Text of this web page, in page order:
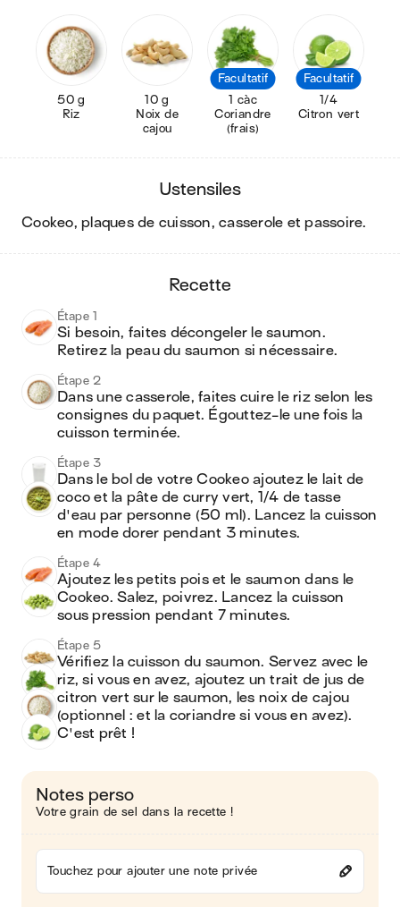
50 g
Riz
10 g
Noix de
cajou
Facultatif
1 càc
Coriandre
(frais)
Facultatif
1/4
Citron vert
ustensiles
cookeo, plaques de cuisson, casserole et passoire.
recette
Étape 1
Si besoin, faites décongeler le saumon.
Retirez la peau du saumon si nécessaire.
Étape 2
Dans une casserole, faites cuire le riz selon les
consignes du paquet. Égouttez-le une fois la
cuisson terminée.
Étape 3
Dans le bol de votre Cookeo ajoutez le lait de
coco et la pâte de curry vert, 1/4 de tasse
d'eau par personne (50 ml). Lancez la cuisson
en mode dorer pendant 3 minutes.
Étape 4
Ajoutez les petits pois et le saumon dans le
Cookeo. Salez, poivrez. Lancez la cuisson
sous pression pendant 7 minutes.
Étape 5
Vérifiez la cuisson du saumon. Servez avec le
riz, si vous en avez, ajoutez un trait de jus de
citron vert sur le saumon, les noix de cajou
(optionnel : et la coriandre si vous en avez).
C'est prêt !
Notes perso
Votre grain de sel dans la recette !
Touchez pour ajouter une note privée